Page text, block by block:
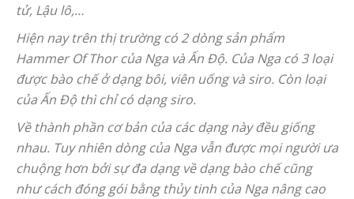
tử, Lậu lô,…
Hiện nay trên thị trường có 2 dòng sản phẩm
Hammer Of Thor của Nga và Ấn Độ. Của Nga có 3 loại
được bào chế ở dạng bôi, viên uống và siro. Còn loại
của Ấn Độ thì chỉ có dạng siro.
Về thành phần cơ bản của các dạng này đều giống
nhau. Tuy nhiên dòng của Nga vẫn được mọi người ưa
chuộng hơn bởi sự đa dạng về dạng bào chế cũng
như cách đóng gói bằng thủy tinh của Nga nâng cao